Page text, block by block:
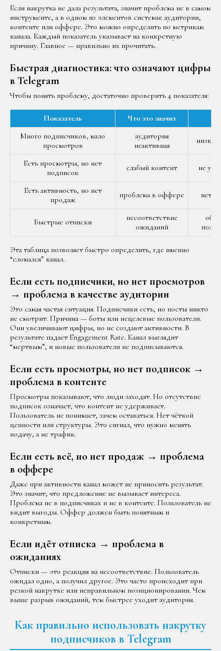
Если накрутка не дала результата, значит проблема не в самом
инструменте, а в одном из элементов системы: аудитории,
контенте или оффере. Это можно определить по метрикам
канала. Каждый показатель указывает на конкретную
причину. Главное — правильно их прочитать.
Быстрая диагностика: что означают цифры
в Telegram
Чтобы понять проблему, достаточно проверить 4 показателя:
Показатель Что это значит
Много подписчиков, мало
просмотров
аудитория
неактивная
низкое
Есть просмотры, но нет
подписок
слабый контент не
Есть активность, но нет
продаж
проблема в оффере нет
Быстрые отписки
несоответствие
ожиданий
Эта таблица позволяет быстро определить, где именно
“сломался” канал.
Если есть подписчики, но нет просмотров
→ проблема в качестве аудитории
Это самая частая ситуация. Подписчики есть, но посты никто
не смотрит. Причина — боты или нецелевые пользователи.
Они увеличивают цифры, но не создают активности. В
результате падает Engagement Rate. Канал выглядит
“мертвым”, и новые пользователи не подписываются.
Если есть просмотры, но нет подписок →
проблема в контенте
Просмотры показывают, что люди заходят. Но отсутствие
подписок означает, что контент не удерживает.
Пользователь не понимает, зачем оставаться. Нет чёткой
ценности или структуры. Это сигнал, что нужно менять
подачу, а не трафик.
Если есть всё, но нет продаж → проблема
в оффере
Даже при активности канал может не приносить результат.
Это значит, что предложение не вызывает интереса.
Проблема не в подписчиках и не в контенте. Пользователь не
видит выгоды. Оффер должен быть понятным и
конкретным.
Если идёт отписка → проблема в
ожиданиях
Отписки — это реакция на несоответствие. Пользователь
ожидал одно, а получил другое. Это часто происходит при
резкой накрутке или неправильном позиционировании. Чем
выше разрыв ожиданий, тем быстрее уходит аудитория.
Как правильно использовать накрутку
подписчиков в Telegram